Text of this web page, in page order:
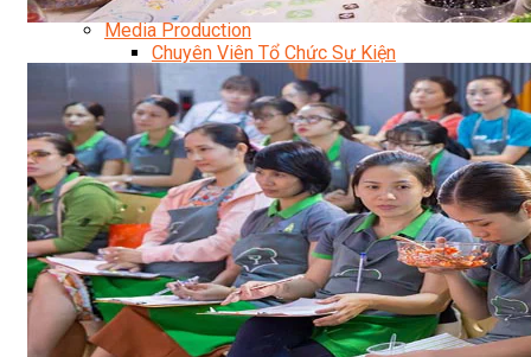
Chuyên Đề Digital Marketing
Media Production
Chuyên Viên Tổ Chức Sự Kiện
Truyền Thông Đa Phương Tiện
Media Production
Nhiếp Ảnh Thương Mại
Sản Xuất Phim Kỹ Thuật Số
Biên Tập Video Cơ Bản Với Capcut
Dựng Phim Cơ Bản Với Adobe Premiere Pro
Sức Khỏe
Kỹ Thuật Viên Xoa Bóp Ấn Huyệt Trị Liệu
Chăm Sóc Người Cao Tuổi
Sắc Đẹp
Kỹ Thuật Viên Spa
Quản Lý Spa
Khởi Sự Kinh Doanh Spa và Salon